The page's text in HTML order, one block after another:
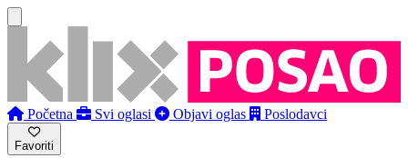
Početna Svi oglasi Objavi oglas Poslodavci
Favoriti